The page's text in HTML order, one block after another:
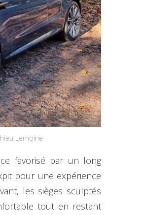
Lemoine
favorisé par un long
pour une expérience
les sièges sculptés
tout en restant